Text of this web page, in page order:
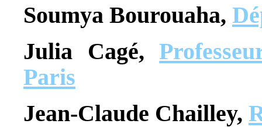
Soumya Bourouaha,
Julia Cagé,
Paris
Jean-Claude Chailley,